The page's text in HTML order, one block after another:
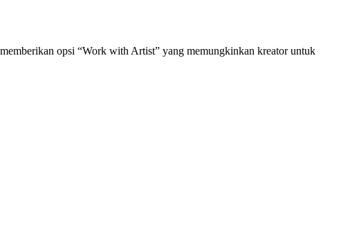
opsi “Work with Artist” yang memungkinkan kreator untuk